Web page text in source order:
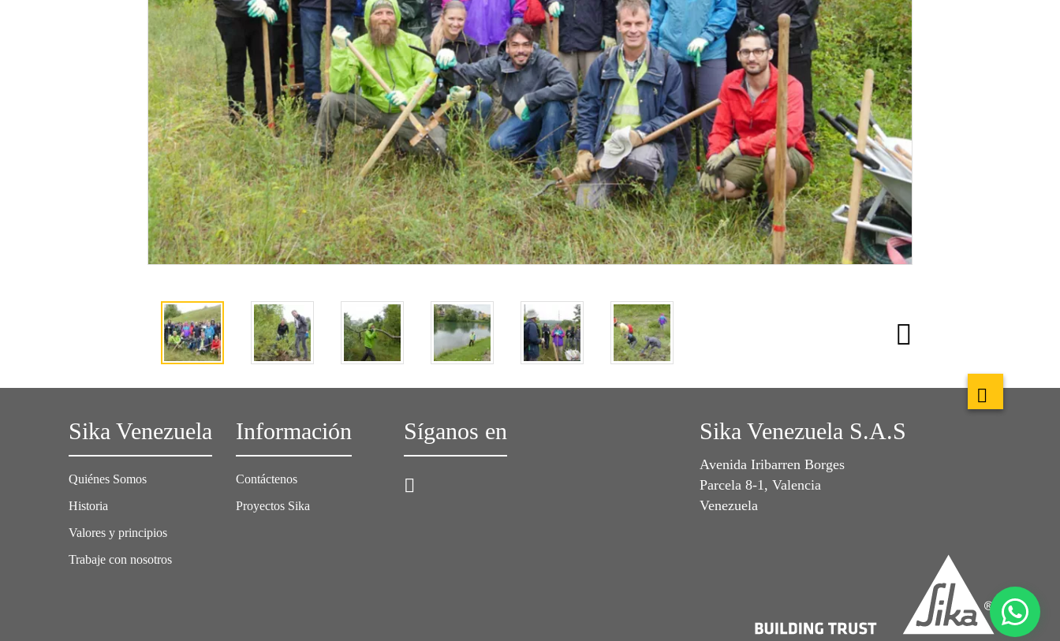
Sika Venezuela
Quiénes Somos
Historia
Valores y principios
Trabaje con nosotros
Información
Contáctenos
Proyectos Sika
Síganos en Sika Venezuela S.A.S
Avenida Iribarren Borges
Parcela 8-1, Valencia
Venezuela